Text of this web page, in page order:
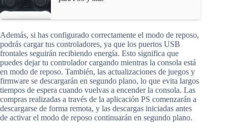
Además, si has configurado correctamente el modo de reposo,
podrás cargar tus controladores, ya que los puertos USB
frontales seguirán recibiendo energía. Esto significa que
puedes dejar tu controlador cargando mientras la consola está
en modo de reposo. También, las actualizaciones de juegos y
firmware se descargarán en segundo plano, lo que evita largos
tiempos de espera cuando vuelvas a encender la consola. Las
compras realizadas a través de la aplicación PS comenzarán a
descargarse de forma remota, y las descargas iniciadas antes
de activar el modo de reposo continuarán en segundo plano.